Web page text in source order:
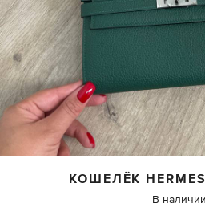
КОШЕЛЁК HERMES
В наличии